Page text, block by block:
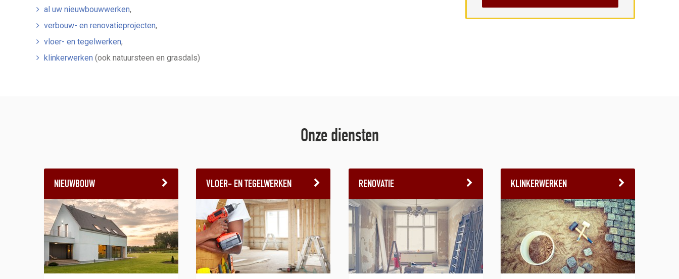
al uw nieuwbouwwerken,
verbouw- en renovatieprojecten,
vloer- en tegelwerken,
klinkerwerken (ook natuursteen en grasdals)
Onze diensten
NIEUWBOUW VLOER- EN TEGELWERKEN RENOVATIE KLINKERWERKEN